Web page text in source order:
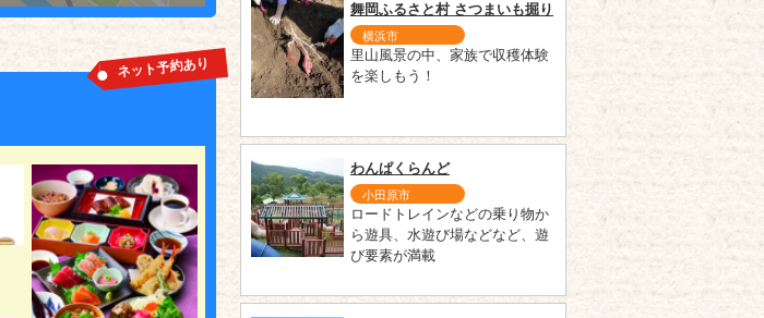
ネット予約あり
舞岡ふるさと村 さつまいも掘り
横浜市
里山風景の中、家族で収穫体験
を楽しもう！
わんぱくらんど
小田原市
ロードトレインなどの乗り物か
ら遊具、水遊び場などなど、遊
び要素が満載